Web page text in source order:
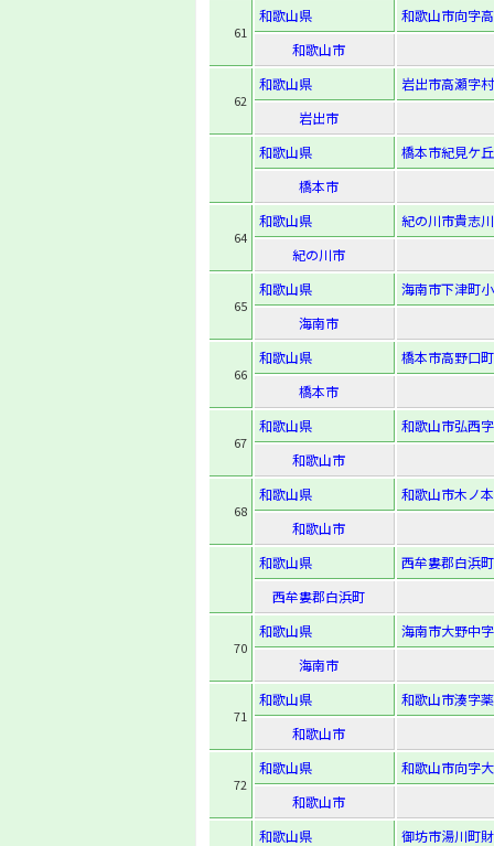
61
和歌山県
和歌山市向字
和歌山市
62
和歌山県
岩出市高瀬字
岩出市
和歌山県
橋本市紀見ケ
橋本市
64
和歌山県
紀の川市貴志
紀の川市
65
和歌山県
海南市下津町
海南市
66
和歌山県
橋本市高野口
橋本市
67
和歌山県
和歌山市弘西
和歌山市
68
和歌山県
和歌山市木ノ
和歌山市
和歌山県
西牟婁郡白浜
西牟婁郡白浜町
70
和歌山県
海南市大野中
海南市
71
和歌山県
和歌山市湊字
和歌山市
72
和歌山県
和歌山市向字
和歌山市
和歌山県
御坊市湯川町